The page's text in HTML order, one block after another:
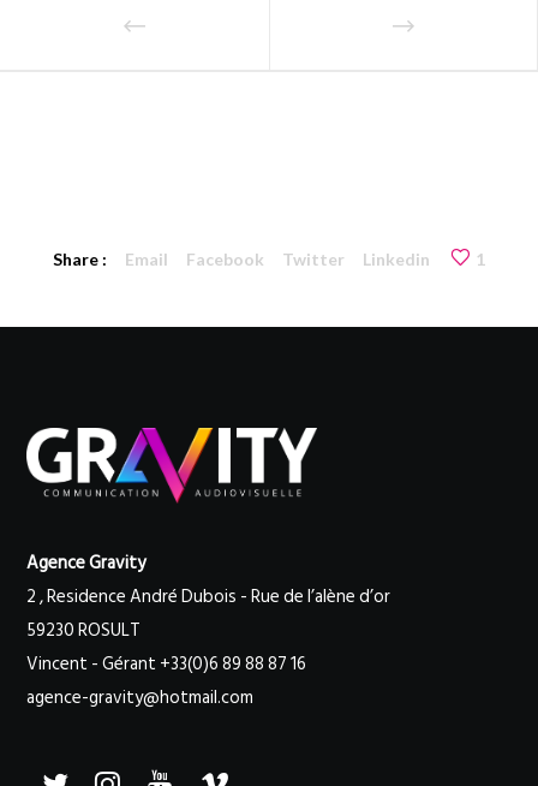
Share : Email Facebook Twitter Linkedin 1
Agence Gravity
2 , Residence André Dubois - Rue de l’alène d’or
59230 ROSULT
Vincent - Gérant +33(0)6 89 88 87 16
agence-gravity@hotmail.com